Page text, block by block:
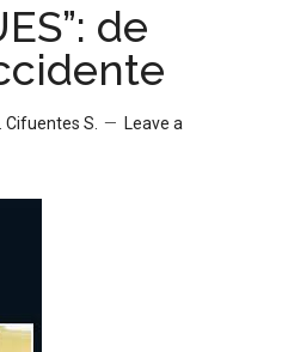
de
Cifuentes S.
Leave a